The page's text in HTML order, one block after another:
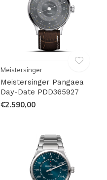
Meistersinger
Meistersinger Pangaea
Day-Date PDD365927
€2.590,00